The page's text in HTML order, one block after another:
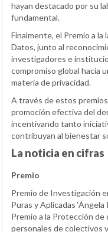
hayan destacado por su
fundamental.
Finalmente, el Premio a
Datos, junto al
investigadores e
compromiso global hacia
materia de privacidad.
A través de estos
promoción efectiva del
incentivando tanto
contribuyan al bienestar
La noticia en cifras
Premio
Premio de Investigación
Puras y Aplicadas ‘Ángela
Premio a la Protección de
personales de colectivos